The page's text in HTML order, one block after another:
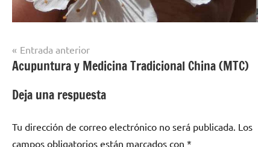
Navegación
de
entradas
Entrada anterior
Acupuntura y Medicina Tradicional China (MTC)
Deja una respuesta
Tu dirección de correo electrónico no será publicada. Los
campos obligatorios están marcados con *